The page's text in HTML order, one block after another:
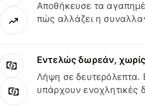
Αποθήκευσε τα
πώς αλλάζει η
Εντελώς δωρεάν, χωρίς
Λήψη σε δευτερόλεπτα.
υπάρχουν ενοχλητικές